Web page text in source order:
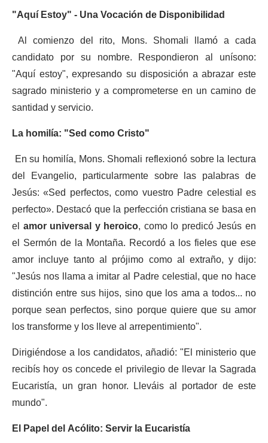
"Aquí Estoy" - Una Vocación de Disponibilidad
Al comienzo del rito, Mons. Shomali llamó a cada
candidato por su nombre. Respondieron al unísono:
"Aquí estoy", expresando su disposición a abrazar este
sagrado ministerio y a comprometerse en un camino de
santidad y servicio.
La homilía: "Sed como Cristo"
En su homilía, Mons. Shomali reflexionó sobre la lectura
del Evangelio, particularmente sobre las palabras de
Jesús:«Sed perfectos, como vuestro Padre celestial es
perfecto». Destacó que la perfección cristiana se basa en
el amor universal y heroico, como lo predicó Jesús en
el Sermón de la Montaña. Recordó a los fieles que ese
amor incluye tanto al prójimo como al extraño, y dijo:
"Jesús nos llama a imitar al Padre celestial, que no hace
distinción entre sus hijos, sino que los ama a todos... no
porque sean perfectos, sino porque quiere que su amor
los transforme y los lleve al arrepentimiento".
Dirigiéndose a los candidatos, añadió: "El ministerio que
recibís hoy os concede el privilegio de llevar la Sagrada
Eucaristía, un gran honor. Lleváis al portador de este
mundo".
El Papel del Acólito: Servir la Eucaristía